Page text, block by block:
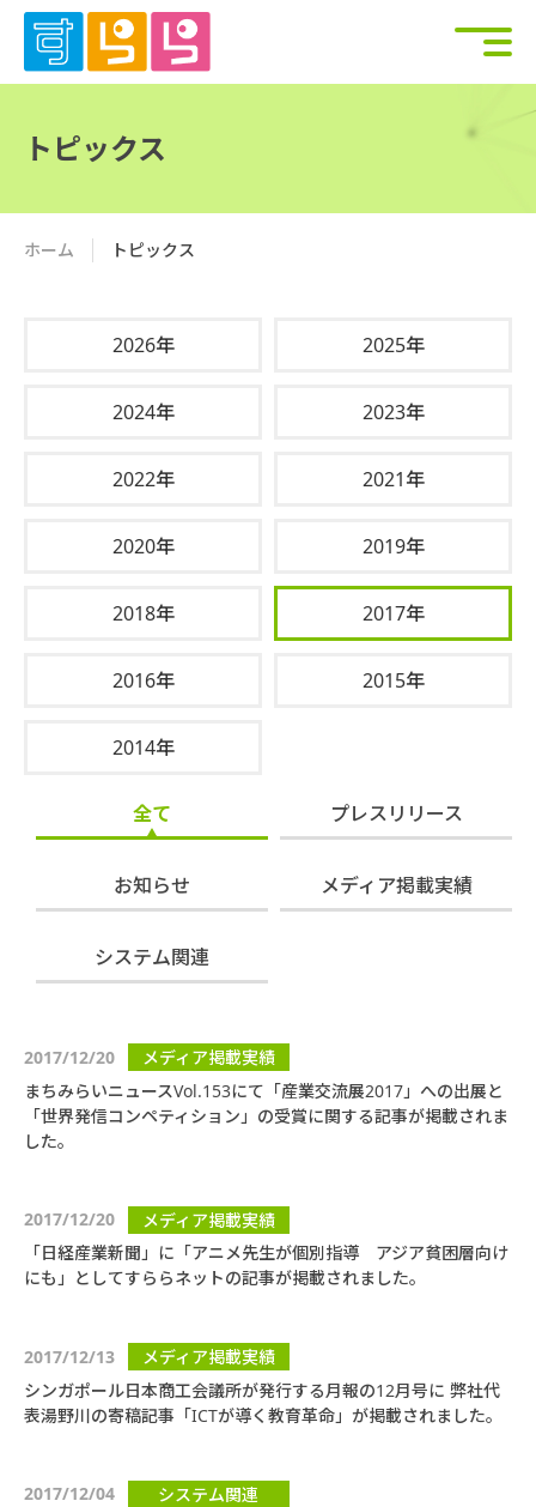
トピックス
ホーム トピックス
2026年 2025年
2024年 2023年
2022年 2021年
2020年 2019年
2018年 2017年
2016年 2015年
2014年
全て プレスリリース
お知らせ メディア掲載実績
システム関連
2017/12/20
メディア掲載実績
まちみらいニュースVol.153にて「産業交流展2017」への出展と
「世界発信コンペティション」の受賞に関する記事が掲載されま
した。
2017/12/20
メディア掲載実績
「日経産業新聞」に「アニメ先生が個別指導 アジア貧困層向け
にも」としてすららネットの記事が掲載されました。
2017/12/13
メディア掲載実績
シンガポール日本商工会議所が発行する月報の12月号に 弊社代
表湯野川の寄稿記事「ICTが導く教育革命」が掲載されました。
2017/12/04
システム関連